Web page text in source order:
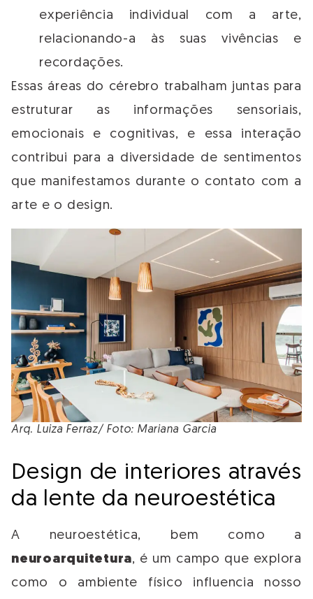
experiência individual com a arte,
relacionando-a às suas vivências e
recordações.
Essas áreas do cérebro trabalham juntas para
estruturar as informações sensoriais,
emocionais e cognitivas, e essa interação
contribui para a diversidade de sentimentos
que manifestamos durante o contato com a
arte e o design.
Arq. Luiza Ferraz/ Foto: Mariana Garcia
Design de interiores através
da lente da neuroestética
A neuroestética, bem como a
neuroarquitetura, é um campo que explora
como o ambiente físico influencia nosso